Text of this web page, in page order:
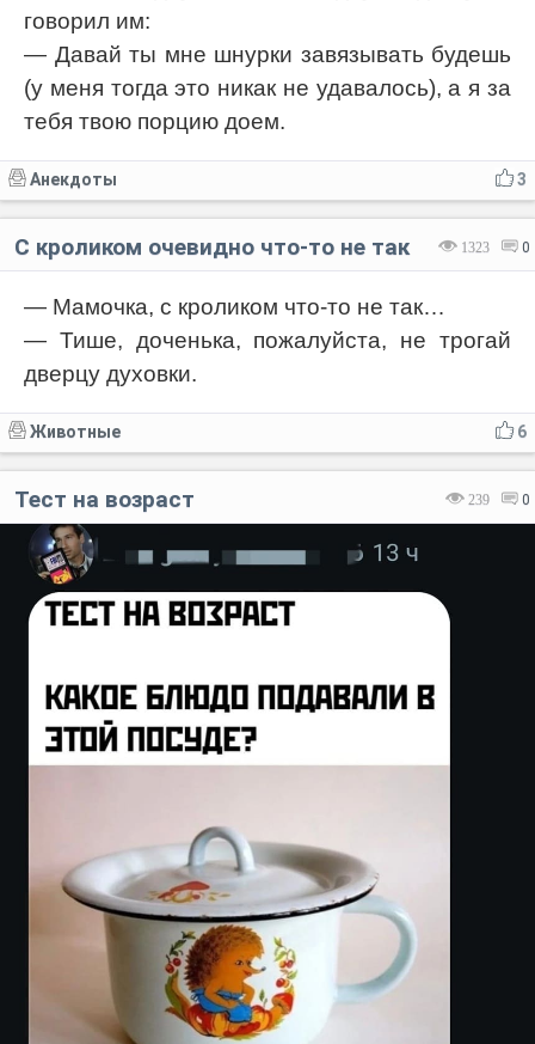
говорил им:
— Давай ты мне шнурки завязывать будешь
(у меня тогда это никак не удавалось), а я за
тебя твою порцию доем.
3
Анекдоты
1323 0
С кроликом очевидно что-то не так
— Мамочка, с кроликом что-то не так…
— Тише, доченька, пожалуйста, не трогай
дверцу духовки.
6
Животные
239 0
Тест на возраст